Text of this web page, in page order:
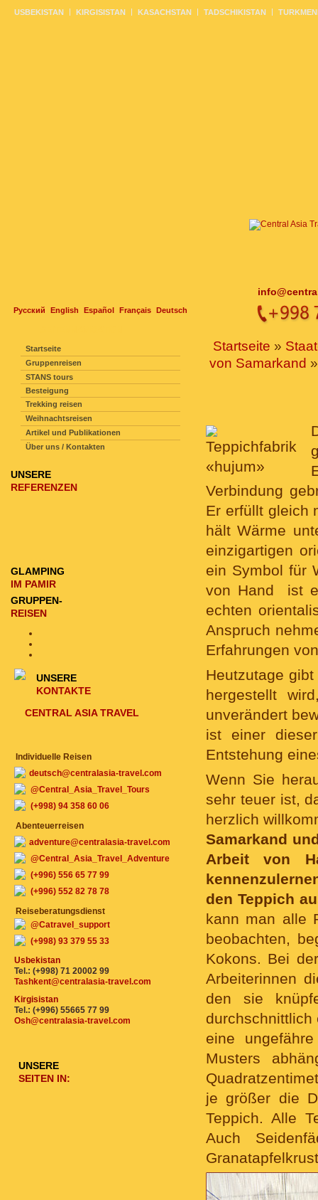
Русский English Español Français Deutsch
USBEKISTAN KIRGISISTAN KASACHSTAN TADSCHIKISTAN
Startseite »
von Samarkand
Verbindung
Er erfüllt gleich
hält Wärme
einzigartigen
ein Symbol für
von Hand ist
echten
Anspruch
Erfahrungen
Heutzutage
hergestellt
unverändert
ist einer
Entstehung
Wenn Sie
sehr teuer ist,
herzlich
Samarkand
Arbeit von
den Teppich
kann man alle
beobachten,
Kokons. Bei
Arbeiterinnen
den sie
durchschnittlich
eine
Musters
je größer die
Teppich. Alle
Auch
Startseite
Gruppenreisen
STANS tours
Besteigung
Trekking reisen
Weihnachtsreisen
Artikel und Publikationen
Über uns / Kontakten
UNSERE
REFERENZEN
GLAMPING
IM PAMIR
GRUPPEN-
REISEN
UNSERE
KONTAKTE
CENTRAL ASIA TRAVEL
Individuelle Reisen
deutsch@centralasia-travel.com
@Central_Asia_Travel_Tours
(+998) 94 358 60 06
Abenteuerreisen
adventure@centralasia-travel.com
@Central_Asia_Travel_Adventure
(+996) 556 65 77 99
(+996) 552 82 78 78
Reiseberatungsdienst
@Catravel_support
(+998) 93 379 55 33
Usbekistan
Tel.: (+998) 71 20002 99
Tashkent@centralasia-travel.com
Kirgisistan
Tel.: (+996) 55665 77 99
Osh@centralasia-travel.com
UNSERE
SEITEN IN: